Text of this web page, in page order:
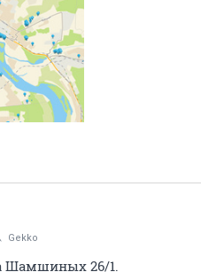
Gekko
Шамшиных 26/1.